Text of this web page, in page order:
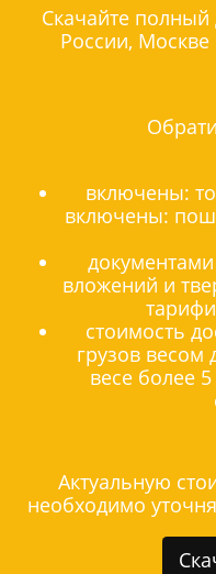
Скачайте
России,
включены:
включены:
вложений и
стоимость
грузов весом
весе более
Актуальную
необходимо